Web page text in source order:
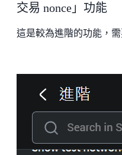
交易 nonce」功能
這是較為進階的功能，